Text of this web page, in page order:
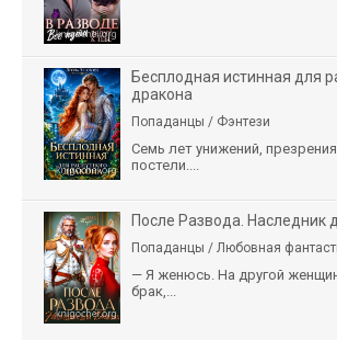
Бесплодная истинная для
дракона
Попаданцы / Фэнтези
Семь лет унижений,
постели....
После Развода. Наследник
Попаданцы / Любовная
— Я женюсь. На другой
брак,...